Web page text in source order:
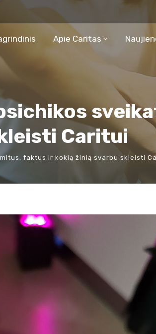
Apie Caritas
Caritui
faktus ir kokią žinią svarbu skleisti